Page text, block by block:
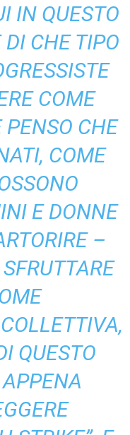
IN QUESTO
DI CHE TIPO
COME
CHE
COME
E DONNE
–
QUESTO